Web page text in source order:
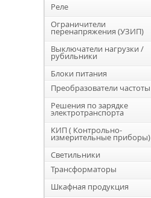
Реле
Ограничители
перенапряжения (УЗИП)
Выключатели нагрузки /
рубильники
Блоки питания
Преобразователи частоты
Решения по зарядке
электротранспорта
КИП ( Контрольно-
измерительные приборы)
Светильники
Трансформаторы
Шкафная продукция